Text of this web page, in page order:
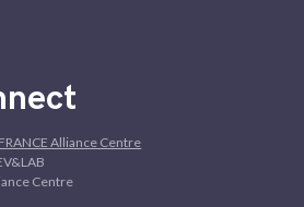
Alliance Centre
Centre